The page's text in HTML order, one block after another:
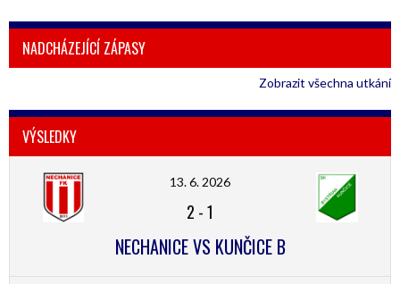
NADCHÁZEJÍCÍ ZÁPASY
Zobrazit všechna utkání
VÝSLEDKY
13. 6. 2026
2 -1
NECHANICE VS KUNČICE B